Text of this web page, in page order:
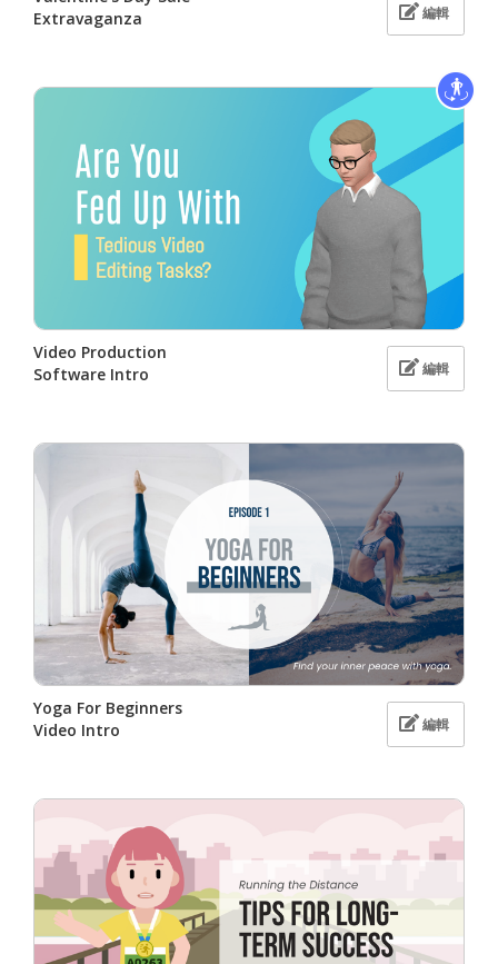
Extravaganza
編輯
Video Production
Software Intro
編輯
Yoga For Beginners
Video Intro
編輯